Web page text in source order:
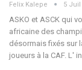
Felix Kalepe 5 Juil
ASKO et ASCK qui
africaine des
désormais fixés sur
joueurs à la CAF. L'